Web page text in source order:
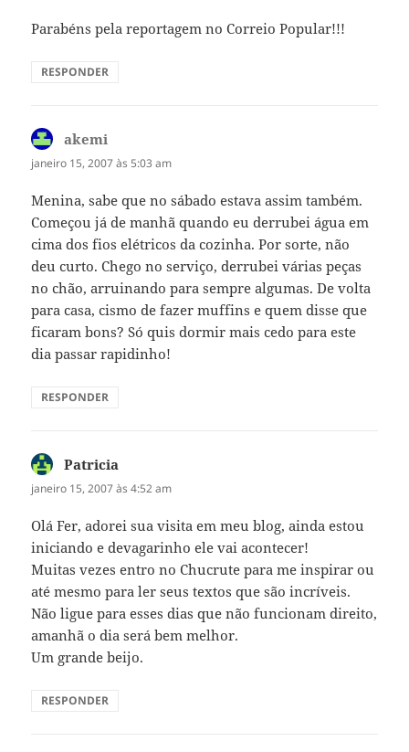
Parabéns pela reportagem no Correio Popular!!!
RESPONDER
akemi
janeiro 15, 2007 às 5:03 am
Menina, sabe que no sábado estava assim também.
Começou já de manhã quando eu derrubei água em
cima dos fios elétricos da cozinha. Por sorte, não
deu curto. Chego no serviço, derrubei várias peças
no chão, arruinando para sempre algumas. De volta
para casa, cismo de fazer muffins e quem disse que
ficaram bons? Só quis dormir mais cedo para este
dia passar rapidinho!
RESPONDER
Patricia
janeiro 15, 2007 às 4:52 am
Olá Fer, adorei sua visita em meu blog, ainda estou
iniciando e devagarinho ele vai acontecer!
Muitas vezes entro no Chucrute para me inspirar ou
até mesmo para ler seus textos que são incríveis.
Não ligue para esses dias que não funcionam direito,
amanhã o dia será bem melhor.
Um grande beijo.
RESPONDER